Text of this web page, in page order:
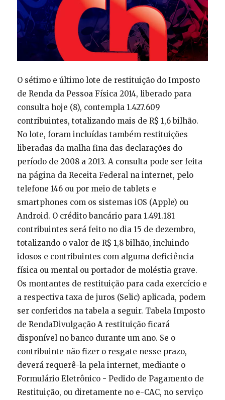
O sétimo e último lote de restituição do Imposto
de Renda da Pessoa Física 2014, liberado para
consulta hoje (8), contempla 1.427.609
contribuintes, totalizando mais de R$ 1,6 bilhão.
No lote, foram incluídas também restituições
liberadas da malha fina das declarações do
período de 2008 a 2013. A consulta pode ser feita
na página da Receita Federal na internet, pelo
telefone 146 ou por meio de tablets e
smartphones com os sistemas iOS (Apple) ou
Android. O crédito bancário para 1.491.181
contribuintes será feito no dia 15 de dezembro,
totalizando o valor de R$ 1,8 bilhão, incluindo
idosos e contribuintes com alguma deficiência
física ou mental ou portador de moléstia grave.
Os montantes de restituição para cada exercício e
a respectiva taxa de juros (Selic) aplicada, podem
ser conferidos na tabela a seguir. Tabela Imposto
de RendaDivulgação A restituição ficará
disponível no banco durante um ano. Se o
contribuinte não fizer o resgate nesse prazo,
deverá requerê-la pela internet, mediante o
Formulário Eletrônico - Pedido de Pagamento de
Restituição, ou diretamente no e-CAC, no serviço